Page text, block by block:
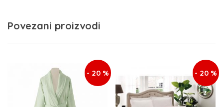
Povezani proizvodi
- 20 % - 20 %